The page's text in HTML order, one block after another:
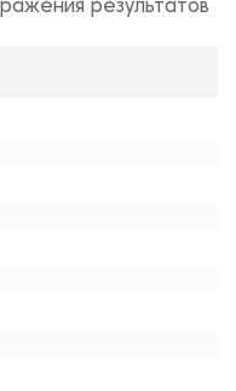
результатов